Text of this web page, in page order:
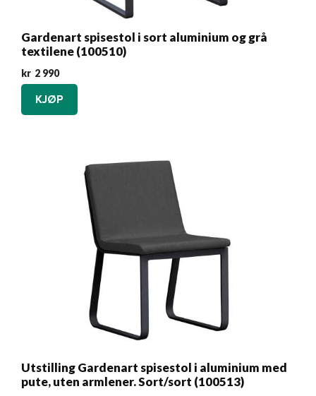
Gardenart spisestol i sort aluminium og grå
textilene (100510)
kr 2 990
KJØP
Utstilling Gardenart spisestol i aluminium med
pute, uten armlener. Sort/sort (100513)